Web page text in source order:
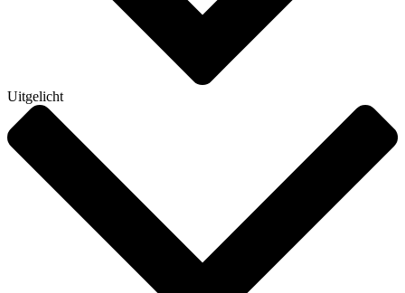
Uitgelicht